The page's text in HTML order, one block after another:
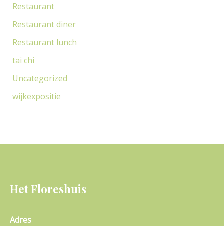
Restaurant
Restaurant diner
Restaurant lunch
tai chi
Uncategorized
wijkexpositie
Het Floreshuis
Adres